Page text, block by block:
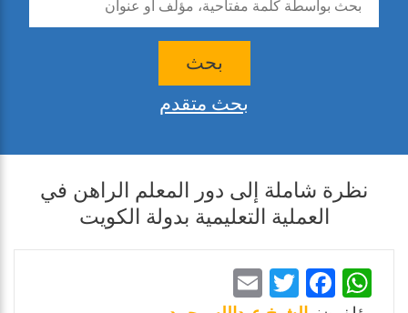
بحث
بحث متقدم
نظرة شاملة إلى دور المعلم الراهن في
العملية التعليمية بدولة الكويت
W
F
T